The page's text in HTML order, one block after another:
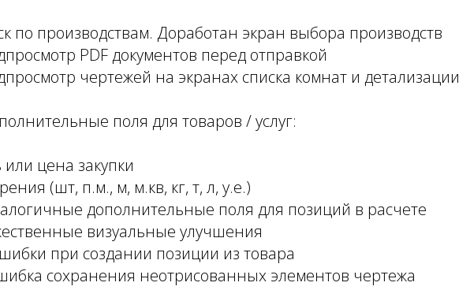
по производствам. Доработан экран выбора производств
PDF документов перед отправкой
чертежей на экранах списка комнат и детализации
поля для товаров / услуг:
или цена закупки
(шт, п.м., м, м.кв, кг, т, л, у.е.)
дополнительные поля для позиций в расчете
визуальные улучшения
при создании позиции из товара
сохранения неотрисованных элементов чертежа